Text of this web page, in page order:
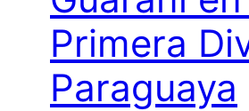
Primera
Paraguaya